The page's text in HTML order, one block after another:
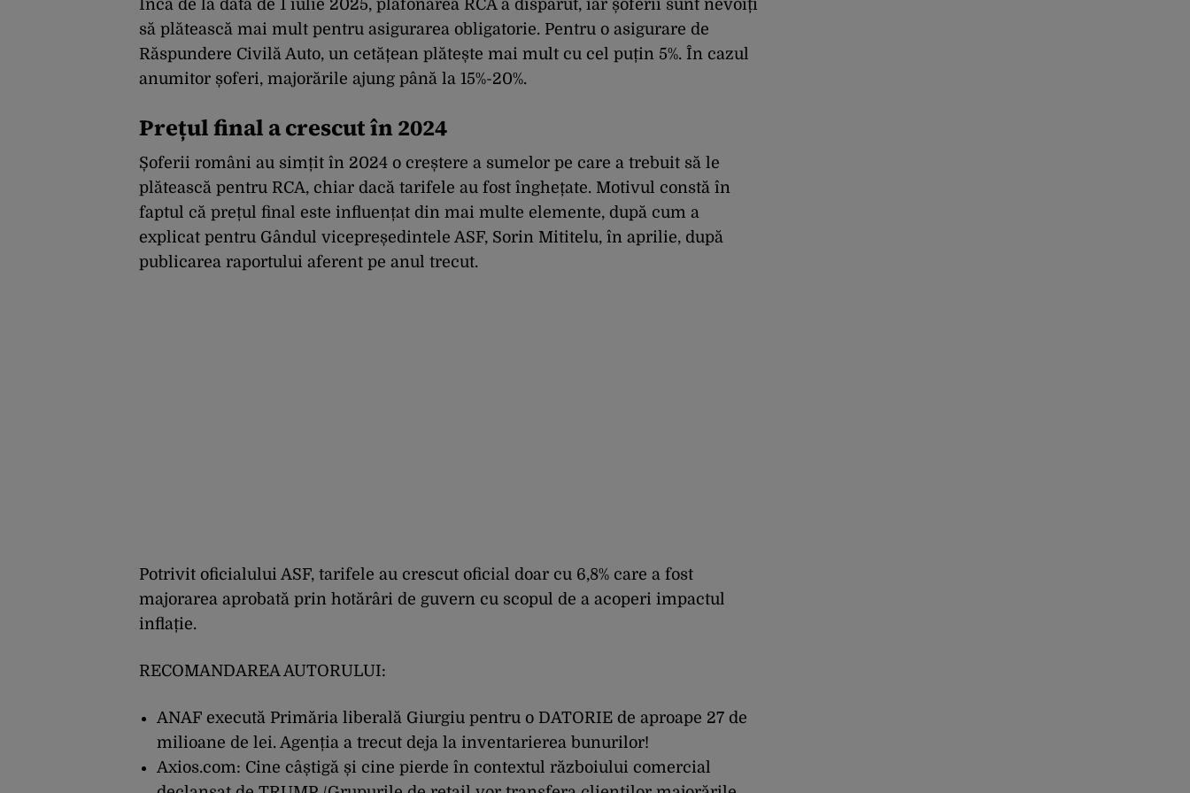
Încă de la data de 1 iulie 2025, plafonarea RCA a dispărut, iar șoferii sunt nevoiți
să plătească mai mult pentru asigurarea obligatorie. Pentru o asigurare de
Răspundere Civilă Auto, un cetățean plătește mai mult cu cel puțin 5%. În cazul
anumitor șoferi, majorările ajung până la 15%-20%.
Prețul final a crescut în 2024
Șoferii români au simțit în 2024 o creștere a sumelor pe care a trebuit să le
plătească pentru RCA, chiar dacă tarifele au fost înghețate. Motivul constă în
faptul că prețul final este influențat din mai multe elemente, după cum a
explicat pentru Gândul vicepreședintele ASF, Sorin Mititelu, în aprilie, după
publicarea raportului aferent pe anul trecut.
Potrivit oficialului ASF, tarifele au crescut oficial doar cu 6,8% care a fost
majorarea aprobată prin hotărâri de guvern cu scopul de a acoperi impactul
inflație.
RECOMANDAREA AUTORULUI:
ANAF execută Primăria liberală Giurgiu pentru o DATORIE de aproape 27 de
milioane de lei. Agenția a trecut deja la inventarierea bunurilor!
Axios.com: Cine câștigă și cine pierde în contextul războiului comercial